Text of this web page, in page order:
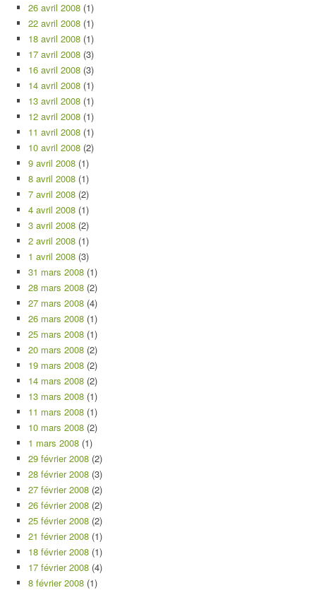
26 avril 2008 (1)
22 avril 2008 (1)
18 avril 2008 (1)
17 avril 2008 (3)
16 avril 2008 (3)
14 avril 2008 (1)
13 avril 2008 (1)
12 avril 2008 (1)
11 avril 2008 (1)
10 avril 2008 (2)
9 avril 2008 (1)
8 avril 2008 (1)
7 avril 2008 (2)
4 avril 2008 (1)
3 avril 2008 (2)
2 avril 2008 (1)
1 avril 2008 (3)
31 mars 2008 (1)
28 mars 2008 (2)
27 mars 2008 (4)
26 mars 2008 (1)
25 mars 2008 (1)
20 mars 2008 (2)
19 mars 2008 (2)
14 mars 2008 (2)
13 mars 2008 (1)
11 mars 2008 (1)
10 mars 2008 (2)
1 mars 2008 (1)
29 février 2008 (2)
28 février 2008 (3)
27 février 2008 (2)
26 février 2008 (2)
25 février 2008 (2)
21 février 2008 (1)
18 février 2008 (1)
17 février 2008 (4)
8 février 2008 (1)